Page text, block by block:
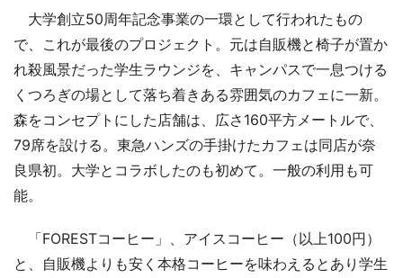
大学創立50周年記念事業の一環として行われたもの
で、これが最後のプロジェクト。元は自販機と椅子が置か
れ殺風景だった学生ラウンジを、キャンパスで一息つける
くつろぎの場として落ち着きある雰囲気のカフェに一新。
森をコンセプトにした店舗は、広さ160平方メートルで、
79席を設ける。東急ハンズの手掛けたカフェは同店が奈
良県初。大学とコラボしたのも初めて。一般の利用も可
能。
「FORESTコーヒー」、アイスコーヒー（以上100円）
と、自販機よりも安く本格コーヒーを味わえるとあり学生